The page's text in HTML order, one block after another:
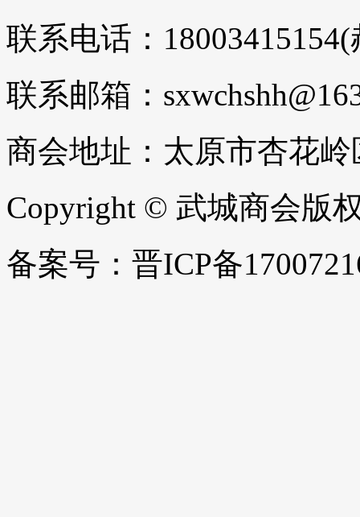
联系电话：
联系邮箱：
商会地址：太原市杏花
Copyright © 武城商会版
备案号：晋ICP备